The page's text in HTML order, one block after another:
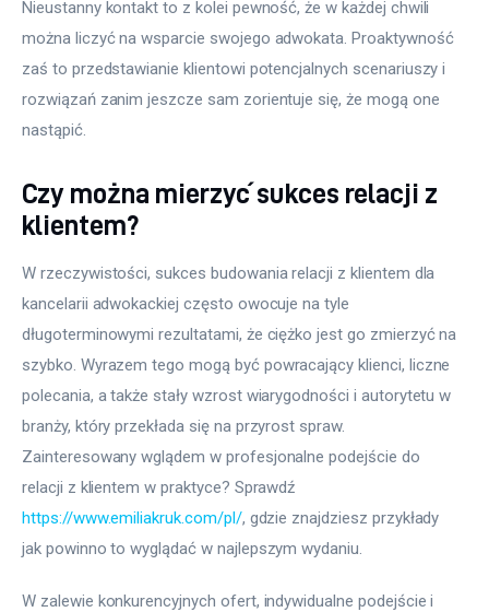
Nieustanny kontakt to z kolei pewność, że w każdej chwili
można liczyć na wsparcie swojego adwokata. Proaktywność
zaś to przedstawianie klientowi potencjalnych scenariuszy i
rozwiązań zanim jeszcze sam zorientuje się, że mogą one
nastąpić.
Czy można mierzyć sukces relacji z
klientem?
W rzeczywistości, sukces budowania relacji z klientem dla
kancelarii adwokackiej często owocuje na tyle
długoterminowymi rezultatami, że ciężko jest go zmierzyć na
szybko. Wyrazem tego mogą być powracający klienci, liczne
polecania, a także stały wzrost wiarygodności i autorytetu w
branży, który przekłada się na przyrost spraw.
Zainteresowany wglądem w profesjonalne podejście do
relacji z klientem w praktyce? Sprawdź
https://www.emiliakruk.com/pl/, gdzie znajdziesz przykłady
jak powinno to wyglądać w najlepszym wydaniu.
W zalewie konkurencyjnych ofert, indywidualne podejście i